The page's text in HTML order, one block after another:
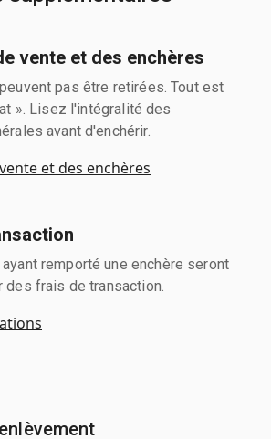
vente et des enchères
pas être retirées. Tout est
». Lisez l'intégralité des
avant d'enchérir.
et des enchères
remporté une enchère seront
des frais de transaction.